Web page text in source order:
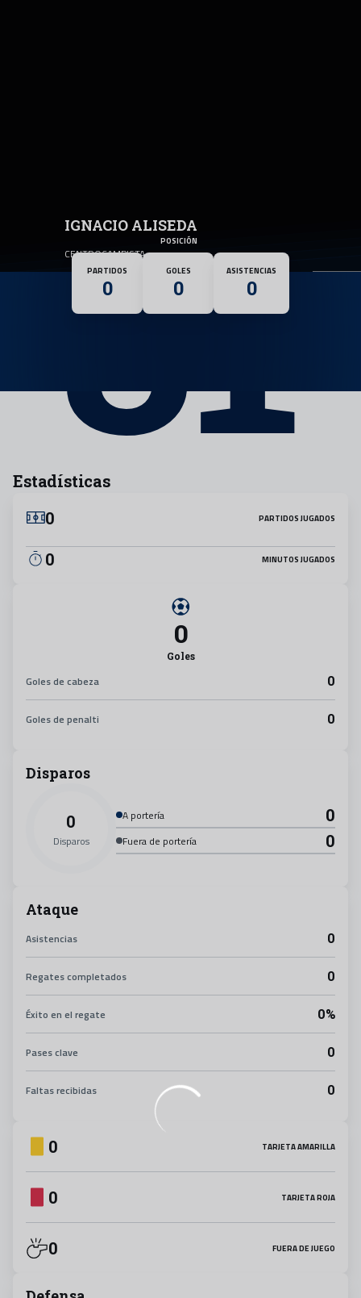
31
IGNACIO ALISEDA
POSICIÓN
CENTROCAMPISTA
PARTIDOS
0
GOLES
0
ASISTENCIAS
0
Estadísticas
0
PARTIDOS JUGADOS
0 MINUTOS JUGADOS
0
Goles
Goles de cabeza 0
Goles de penalti 0
Disparos
0
Disparos
A portería 0
Fuera de portería 0
Ataque
Asistencias 0
Regates completados 0
Éxito en el regate 0%
Pases clave 0
Faltas recibidas 0
0 TARJETA AMARILLA
0 TARJETA ROJA
0 FUERA DE JUEGO